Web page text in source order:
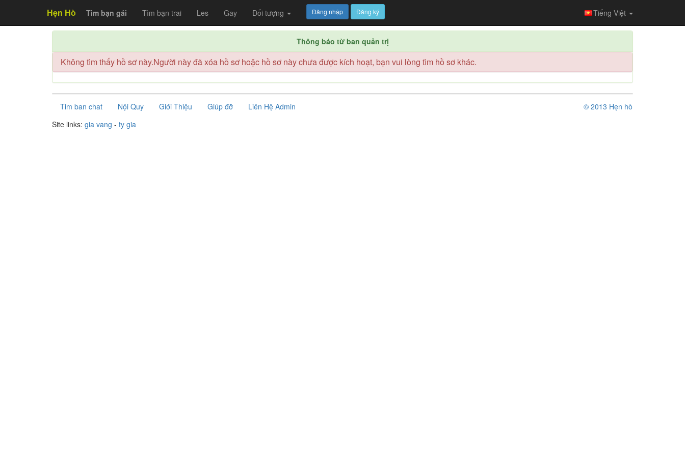
Hẹn Hò Tìm bạn gái Tìm bạn trai Les Gay Đối tượng Đăng nhập Đăng ký Tiếng Việt
Thông báo từ ban quản trị
Không tìm thấy hồ sơ này.Người này đã xóa hồ sơ hoặc hồ sơ này chưa được kích hoạt, bạn vui lòng tìm hồ sơ khác.
Tim ban chat Nội Quy Giới Thiệu Giúp đỡ Liên Hệ Admin
© 2013 Hẹn hò
Site links: gia vang - ty gia